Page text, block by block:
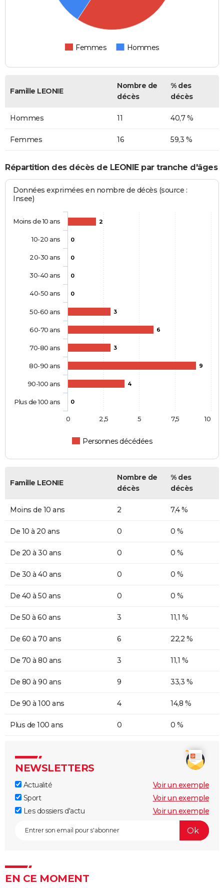
Femmes Hommes
Famille LEONIE
Nombre de
décès
% des
décès
Hommes 11 40,7 %
Femmes 16 59,3 %
Répartition des décès de LEONIE par tranche d'âges
Données exprimées en nombre de décès (source :
Insee)
2
0
0
0
0
3
6
3
9
4
0
Personnes décédées
Moins de 10 ans
10-20 ans
20-30 ans
30-40 ans
40-50 ans
50-60 ans
60-70 ans
70-80 ans
80-90 ans
90-100 ans
Plus de 100 ans
0 10
2,5 5 7,5
Famille LEONIE
Nombre de
décès
% des
décès
Moins de 10 ans 2 7,4 %
De 10 à 20 ans 0 0 %
De 20 à 30 ans 0 0 %
De 30 à 40 ans 0 0 %
De 40 à 50 ans 0 0 %
De 50 à 60 ans 3 11,1 %
De 60 à 70 ans 6 22,2 %
De 70 à 80 ans 3 11,1 %
De 80 à 90 ans 9 33,3 %
De 90 à 100 ans 4 14,8 %
Plus de 100 ans 0 0 %
NEWSLETTERS
Actualité
Voir un exemple
Sport
Voir un exemple
Les dossiers d'actu
Voir un exemple
EN CE MOMENT